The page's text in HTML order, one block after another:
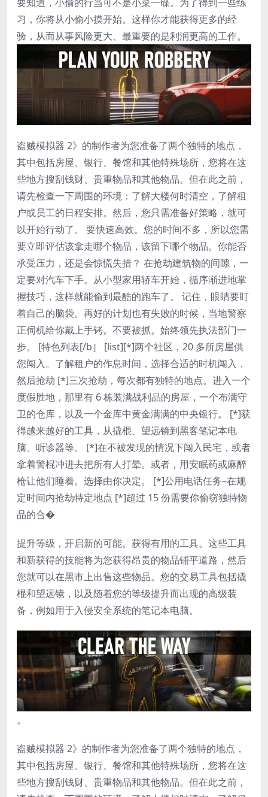
习，你将从小偷小摸开始。这样你才能获得更多的经
验，从而从事风险更大、最重要的是利润更高的工作。
盗贼模拟器 2》的制作者为您准备了两个独特的地点，
其中包括房屋、银行、餐馆和其他特殊场所，您将在这
些地方搜刮钱财、贵重物品和其他物品。但在此之前，
请先检查一下周围的环境：了解大楼何时清空，了解租
户或员工的日程安排。然后，您只需准备好策略，就可
以开始行动了。 要快速高效。您的时间不多，所以您需
要立即评估该拿走哪个物品，该留下哪个物品。你能否
承受压力，还是会惊慌失措？ 在抢劫建筑物的间隙，一
定要对汽车下手。从小型家用轿车开始，循序渐进地掌
握技巧，这样就能偷到最酷的跑车了。 记住，眼睛要盯
着自己的脑袋。再好的计划也有失败的时候，当地警察
正伺机给你戴上手铐。不要被抓。始终领先执法部门一
步。 [特色列表[/b］ [list][*]两个社区，20 多所房屋供
您闯入。了解租户的作息时间，选择合适的时机闯入，
然后抢劫 [*]三次抢劫，每次都有独特的地点。进入一个
度假胜地，那里有 6 栋装满战利品的房屋，一个布满守
卫的仓库，以及一个金库中黄金满满的中央银行。 [*]获
得越来越好的工具，从撬棍、望远镜到黑客笔记本电
脑、听诊器等。 [*]在不被发现的情况下闯入民宅，或者
拿着警棍冲进去把所有人打晕。或者，用安眠药或麻醉
枪让他们睡着。选择由你决定。 [*]公用电话任务–在规
定时间内抢劫特定地点 [*]超过 15 份需要你偷窃独特物
品的合�
提升等级，开启新的可能。获得有用的工具。这些工具
和新获得的技能将为您获得昂贵的物品铺平道路，然后
您就可以在黑市上出售这些物品。您的交易工具包括撬
棍和望远镜，以及随着您的等级提升而出现的高级装
备，例如用于入侵安全系统的笔记本电脑。
。
盗贼模拟器 2》的制作者为您准备了两个独特的地点，
其中包括房屋、银行、餐馆和其他特殊场所，您将在这
些地方搜刮钱财、贵重物品和其他物品。但在此之前，